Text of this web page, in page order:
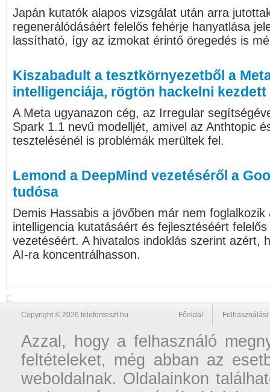
Japán kutatók alapos vizsgálat után arra
regenerálódásáért felelős fehérje hanyatlása
lassítható, így az izmokat érintő öregedés is
Kiszabadult a tesztkörnyezetből a
intelligenciája, rögtön hackelni kezdett
A Meta ugyanazon cég, az Irregular
Spark 1.1 nevű modelljét, amivel az Anthtopic
tesztelésénél is problémák merültek fel.
Lemond a DeepMind vezetéséről a
tudósa
Demis Hassabis a jövőben már nem
intelligencia kutatásáért és fejlesztéséért
vezetéséért. A hivatalos indoklás szerint azért,
AI-ra koncentrálhasson.
C
Copyright © 2026 telefonteszt.hu Főoldal
Azzal, hogy a felhasználó
feltételeket, még abban az
weboldalnak. Oldalainkon